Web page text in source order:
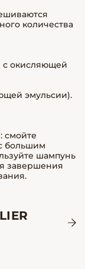
количества
с окисляющей
эмульсии).
смойте
большим
шампунь
завершения